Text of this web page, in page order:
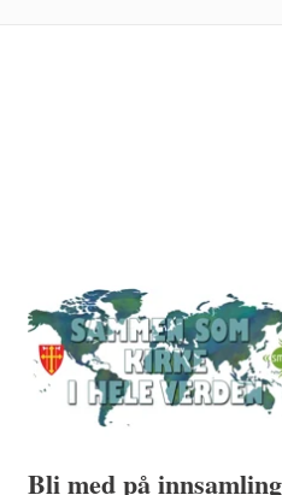
Bli med på